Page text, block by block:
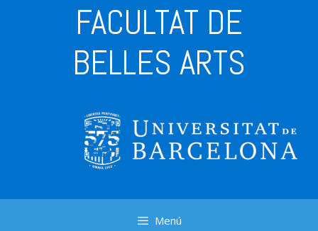
FACULTAT DE
BELLES ARTS
Menú